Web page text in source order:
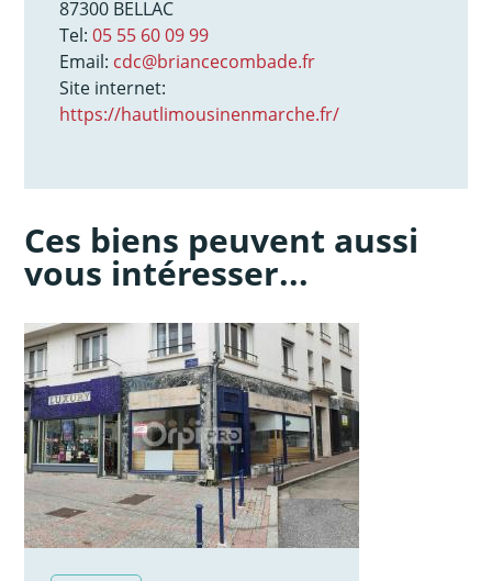
87300 BELLAC
Tel:05 55 60 09 99
Email: cdc@briancecombade.fr
Site internet:
https://hautlimousinenmarche.fr/
Ces biens peuvent aussi
vous intéresser...